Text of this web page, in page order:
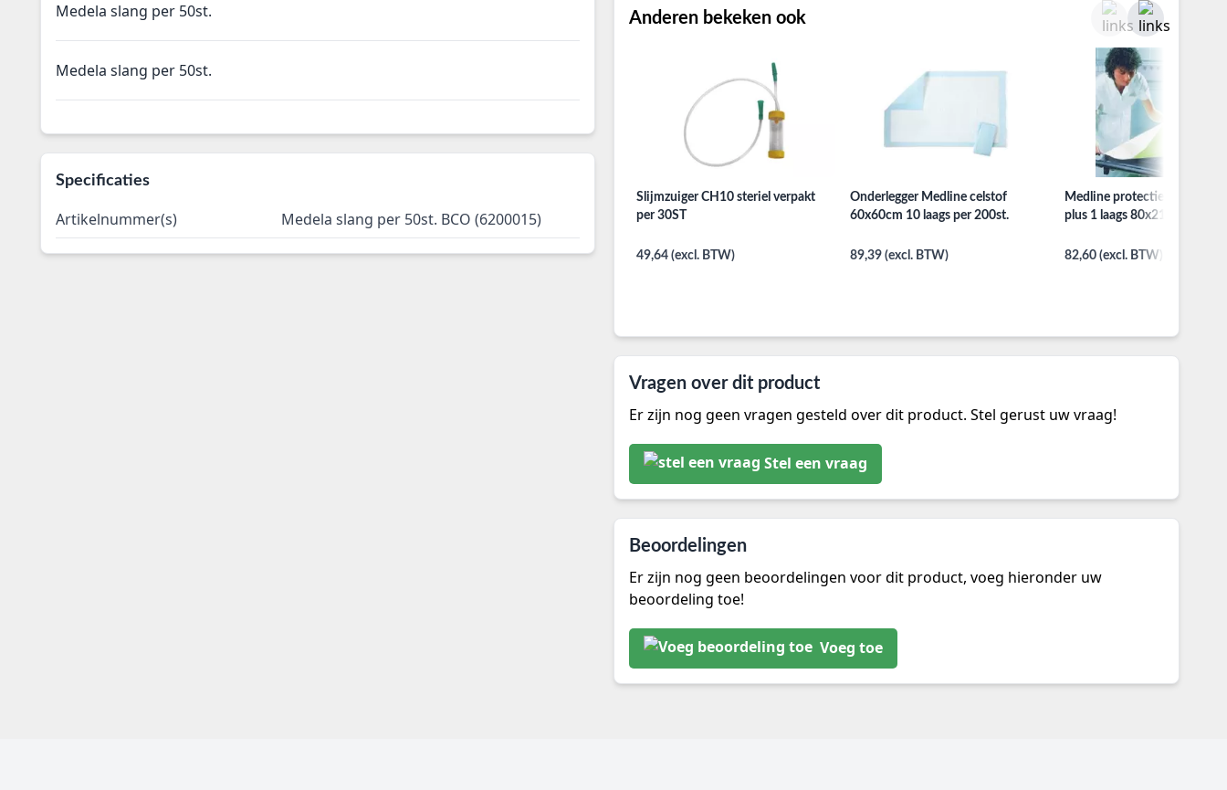
Medela slang per 50st.
Medela slang per 50st.
Specificaties
Artikelnummer(s) Medela slang per 50st. BCO (6200015)
Anderen bekeken ook
Slijmzuiger CH10 steriel verpakt
per 30ST
49,64 (excl. BTW)
Onderlegger Medline celstof
60x60cm 10 laags per 200st.
89,39 (excl. BTW)
Medline protectielaken
plus 1 laags 80x210cm per
82,60 (excl. BTW)
Vragen over dit product
Er zijn nog geen vragen gesteld over dit product. Stel gerust uw vraag!
Stel een vraag
Beoordelingen
Er zijn nog geen beoordelingen voor dit product, voeg hieronder uw
beoordeling toe!
Voeg toe